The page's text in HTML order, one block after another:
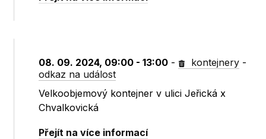
08. 09. 2024, 09:00 - 13:00 - kontejnery -
odkaz na událost
Velkoobjemový kontejner v ulici Jeřická x
Chvalkovická
Přejít na více informací